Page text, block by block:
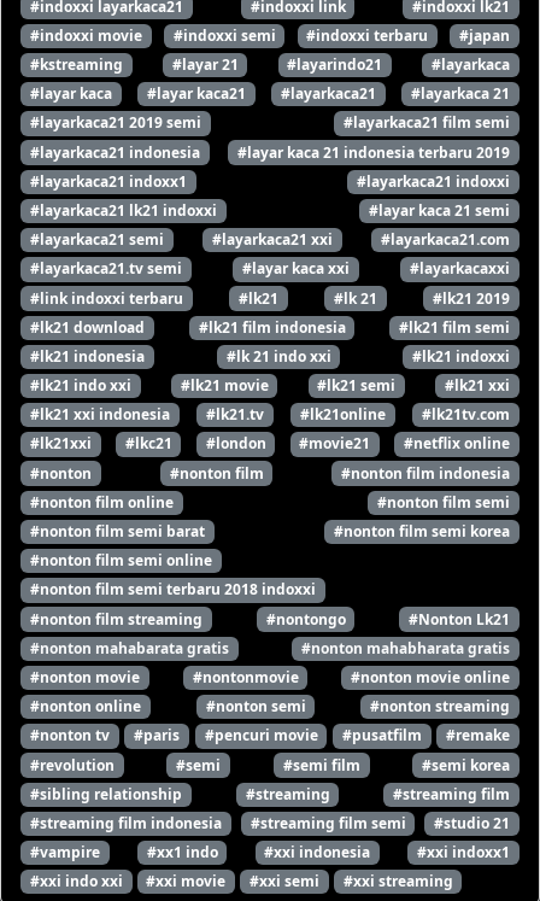
#indoxxi layarkaca21
#indoxxi link
#indoxxi lk21
#indoxxi movie
#indoxxi semi #indoxxi terbaru
#japan
#kstreaming
#layar 21 #layarindo21
#layarkaca
#layar kaca
#layar kaca21 #layarkaca21
#layarkaca 21
#layarkaca21 2019 semi
#layarkaca21 film semi
#layarkaca21 indonesia
#layar kaca 21 indonesia terbaru 2019
#layarkaca21 indoxx1
#layarkaca21 indoxxi
#layarkaca21 lk21 indoxxi
#layar kaca 21 semi
#layarkaca21 semi
#layarkaca21 xxi
#layarkaca21.com
#layarkaca21.tv semi
#layar kaca xxi
#layarkacaxxi
#link indoxxi terbaru
#lk21 #lk 21
#lk21 2019
#lk21 download
#lk21 film indonesia
#lk21 film semi
#lk21 indonesia
#lk 21 indo xxi
#lk21 indoxxi
#lk21 indo xxi
#lk21 movie #lk21 semi
#lk21 xxi
#lk21 xxi indonesia
#lk21.tv #lk21online
#lk21tv.com
#lk21xxi
#lkc21 #london #movie21
#netflix online
#nonton
#nonton film
#nonton film indonesia
#nonton film online
#nonton film semi
#nonton film semi barat
#nonton film semi korea
#nonton film semi online
#nonton film semi terbaru 2018 indoxxi
#nonton film streaming
#nontongo
#Nonton Lk21
#nonton mahabarata gratis
#nonton mahabharata gratis
#nonton movie
#nontonmovie
#nonton movie online
#nonton online
#nonton semi
#nonton streaming
#nonton tv
#paris #pencuri movie #pusatfilm
#remake
#revolution
#semi #semi film
#semi korea
#sibling relationship
#streaming
#streaming film
#streaming film indonesia
#streaming film semi
#studio 21
#vampire
#xx1 indo #xxi indonesia
#xxi indoxx1
#xxi indo xxi
#xxi movie #xxi semi #xxi streaming